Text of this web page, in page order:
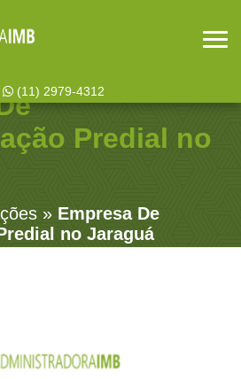
(11) 2979-4312
Predial no
» Empresa De
no Jaraguá